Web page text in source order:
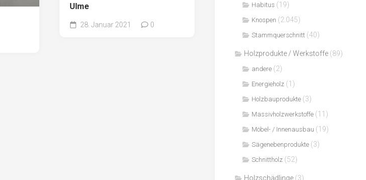
Ulme
28. Januar 2021 0
Habitus (19)
Knospen (2.045)
Stammquerschnitt (40)
Holzprodukte / Werkstoffe (89)
andere (2)
Energieholz (1)
Holzbauprodukte (3)
Massivholzwerkstoffe (11)
Möbel- / Innenausbau (19)
Sägenebenprodukte (3)
Schnittholz (52)
Holzschädlinge (3)